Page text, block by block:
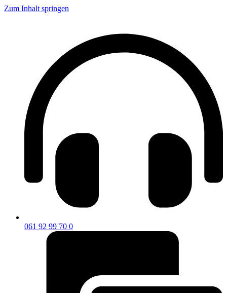
Zum Inhalt springen
061 92 99 70 0